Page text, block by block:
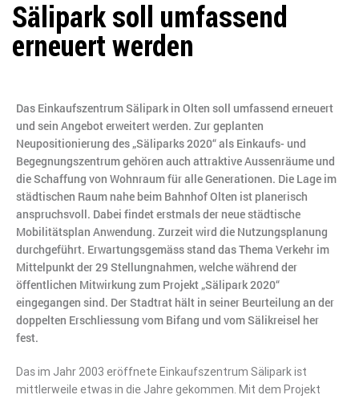
Sälipark soll umfassend
erneuert werden
Das Einkaufszentrum Sälipark in Olten soll umfassend erneuert
und sein Angebot erweitert werden. Zur geplanten
Neupositionierung des „Säliparks 2020“ als Einkaufs- und
Begegnungszentrum gehören auch attraktive Aussenräume und
die Schaffung von Wohnraum für alle Generationen. Die Lage im
städtischen Raum nahe beim Bahnhof Olten ist planerisch
anspruchsvoll. Dabei findet erstmals der neue städtische
Mobilitätsplan Anwendung. Zurzeit wird die Nutzungsplanung
durchgeführt. Erwartungsgemäss stand das Thema Verkehr im
Mittelpunkt der 29 Stellungnahmen, welche während der
öffentlichen Mitwirkung zum Projekt „Sälipark 2020“
eingegangen sind. Der Stadtrat hält in seiner Beurteilung an der
doppelten Erschliessung vom Bifang und vom Sälikreisel her
fest.
Das im Jahr 2003 eröffnete Einkaufszentrum Sälipark ist
mittlerweile etwas in die Jahre gekommen. Mit dem Projekt